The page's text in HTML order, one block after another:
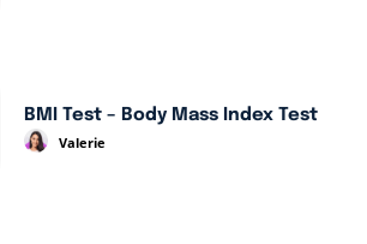
BMI Test – Body Mass Index Test
Valerie